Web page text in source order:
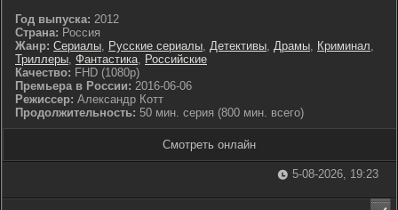
Год выпуска: 2012
Страна: Россия
Жанр: Сериалы, Русские сериалы, Детективы, Драмы, Криминал,
Триллеры, Фантастика, Российские
Качество: FHD (1080p)
Премьера в России: 2016-06-06
Режиссер: Александр Котт
Продолжительность: 50 мин. серия (800 мин. всего)
Смотреть онлайн
5-08-2026, 19:23